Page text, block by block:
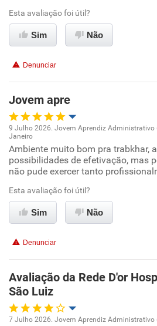
Benefícios
Recomenda esta empresa
Esta avaliação foi útil?
Sim Não
Denunciar
Jovem apre
Oportunidade de promoção
Ambiente de trabalho
Conciliação com a vida familiar
Recomenda esta empresa
Recomenda a diretoria
9 Julho 2026. Jovem Aprendiz Administrativo
Janeiro
Ambiente muito bom pra trabkhar,
possibilidades de efetivação, mas
não pude exercer tanto
Esta avaliação foi útil?
Sim Não
Denunciar
Avaliação da Rede D'or
São Luiz
7 Julho 2026. Jovem Aprendiz Administrativo